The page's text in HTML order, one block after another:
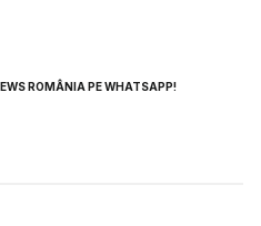
ROMÂNIA PE WHATSAPP!